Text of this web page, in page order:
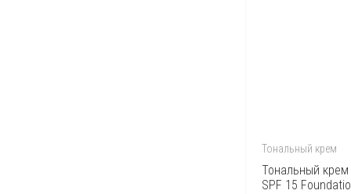
Тональный крем
Тональный крем
SPF 15